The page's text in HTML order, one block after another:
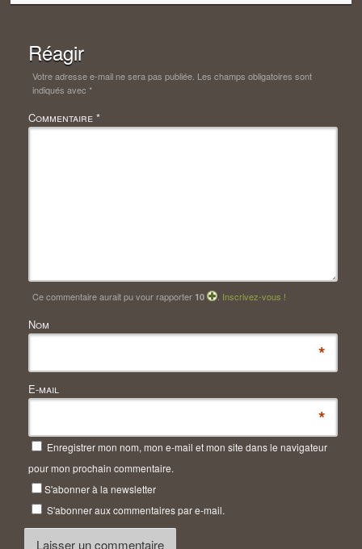
Réagir
Votre adresse e-mail ne sera pas publiée. Les champs obligatoires sont
indiqués avec *
Commentaire *
Ce commentaire aurait pu vour rapporter10 Inscrivez-vous !
Nom
*
E-mail
*
Enregistrer mon nom, mon e-mail et mon site dans le navigateur
pour mon prochain commentaire.
S'abonner à la newsletter
S'abonner aux commentaires par e-mail.